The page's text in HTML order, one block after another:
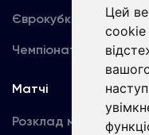
Цей
cookie
Єврокубки
Чемпіонат України
Матчі
Розклад матчів